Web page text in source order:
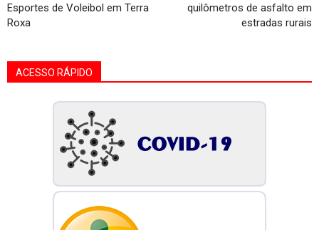
Esportes de Voleibol em Terra
Roxa
quilômetros de asfalto em
estradas rurais
ACESSO RÁPIDO